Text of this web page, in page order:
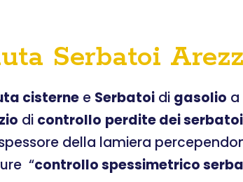
Serbatoi
cisterne e Serbatoi di gasolio a
di controllo perdite dei serbatoi
della lamiera
“controllo spessimetrico